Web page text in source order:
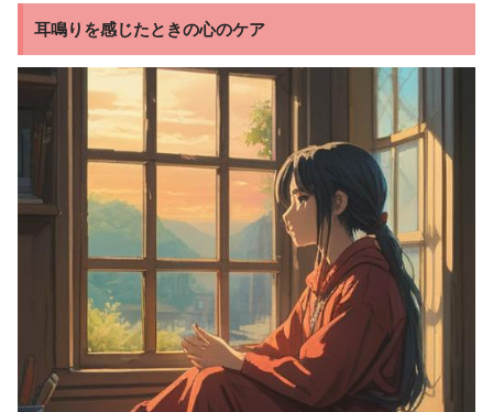
耳鳴りを感じたときの心のケア